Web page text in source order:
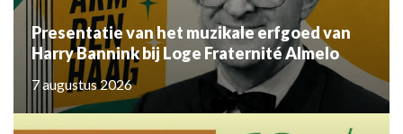
Presentatie van het muzikale erfgoed van
Harry Bannink bij Loge Fraternité Almelo
7 augustus 2026